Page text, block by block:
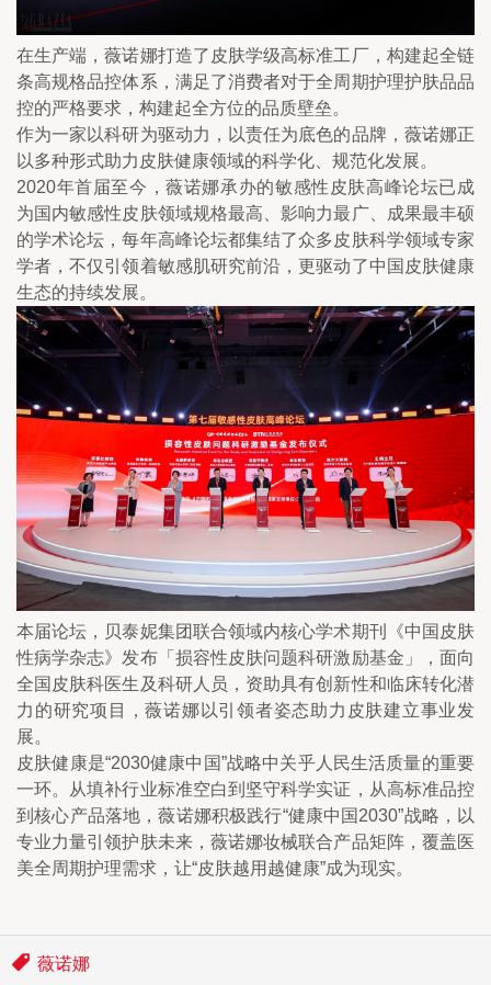
在生产端，薇诺娜打造了皮肤学级高标准工厂，构建起全链
条高规格品控体系，满足了消费者对于全周期护理护肤品品
控的严格要求，构建起全方位的品质壁垒。
作为一家以科研为驱动力，以责任为底色的品牌，薇诺娜正
以多种形式助力皮肤健康领域的科学化、规范化发展。
2020年首届至今，薇诺娜承办的敏感性皮肤高峰论坛已成
为国内敏感性皮肤领域规格最高、影响力最广、成果最丰硕
的学术论坛，每年高峰论坛都集结了众多皮肤科学领域专家
学者，不仅引领着敏感肌研究前沿，更驱动了中国皮肤健康
生态的持续发展。
本届论坛，贝泰妮集团联合领域内核心学术期刊《中国皮肤
性病学杂志》发布「损容性皮肤问题科研激励基金」，面向
全国皮肤科医生及科研人员，资助具有创新性和临床转化潜
力的研究项目，薇诺娜以引领者姿态助力皮肤建立事业发
展。
皮肤健康是“2030健康中国”战略中关乎人民生活质量的重要
一环。从填补行业标准空白到坚守科学实证，从高标准品控
到核心产品落地，薇诺娜积极践行“健康中国2030”战略，以
专业力量引领护肤未来，薇诺娜妆械联合产品矩阵，覆盖医
美全周期护理需求，让“皮肤越用越健康”成为现实。
薇诺娜